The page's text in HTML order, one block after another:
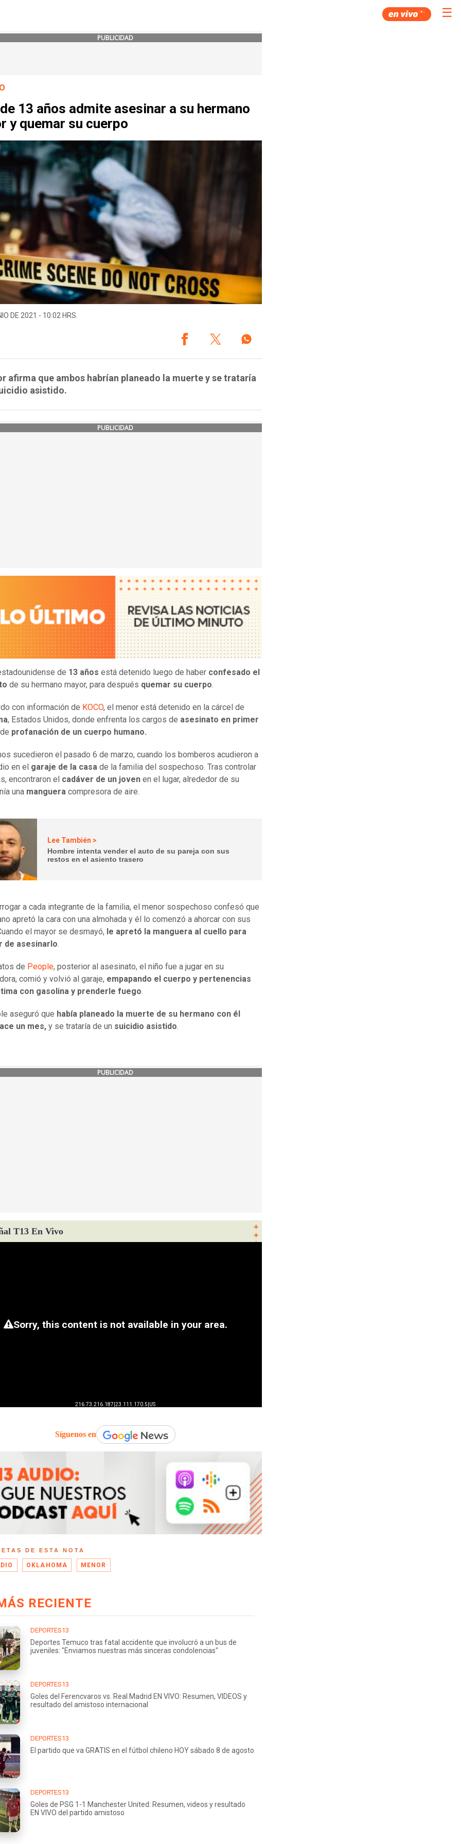
☰
PUBLICIDAD
13 años admite asesinar a su hermano
y quemar su cuerpo
DE 2021 - 10:02 HRS.
afirma que ambos habrían planeado la muerte y se trataría
asistido.
PUBLICIDAD
de 13 años está detenido luego de haber confesado el
de su hermano mayor, para después quemar su cuerpo.
con información de KOCO, el menor está detenido en la cárcel de
, Estados Unidos, donde enfrenta los cargos de asesinato en primer
profanación de un cuerpo humano.
sucedieron el pasado 6 de marzo, cuando los bomberos acudieron a
en el garaje de la casa de la familia del sospechoso. Tras controlar
encontraron el cadáver de un joven en el lugar, alrededor de su
una manguera compresora de aire.
Lee También >
Hombre intenta vender el auto de su pareja con sus
restos en el asiento trasero
a cada integrante de la familia, el menor sospechoso confesó que
apretó la cara con una almohada y él lo comenzó a ahorcar con sus
el mayor se desmayó, le apretó la manguera al cuello para
de asesinarlo.
de People, posterior al asesinato, el niño fue a jugar en su
comió y volvió al garaje, empapando el cuerpo y pertenencias
con gasolina y prenderle fuego.
aseguró que había planeado la muerte de su hermano con él
un mes, y se trataría de un suicidio asistido.
PUBLICIDAD
T13 En Vivo
Síguenos en
DE ESTA NOTA
OKLAHOMA MENOR
RECIENTE
DEPORTES13
Deportes Temuco tras fatal accidente que involucró a un bus de
juveniles: "Enviamos nuestras más sinceras condolencias"
DEPORTES13
Goles del Ferencvaros vs. Real Madrid EN VIVO: Resumen, VIDEOS y
resultado del amistoso internacional
DEPORTES13
El partido que va GRATIS en el fútbol chileno HOY sábado 8 de agosto
DEPORTES13
Goles de PSG 1-1 Manchester United: Resumen, videos y resultado
EN VIVO del partido amistoso